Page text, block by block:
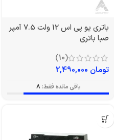
باتری یو پی اس 12 ولت 7.5 آمپر
صبا باتری
(10)
تومان
باقی مانده فقط: 8